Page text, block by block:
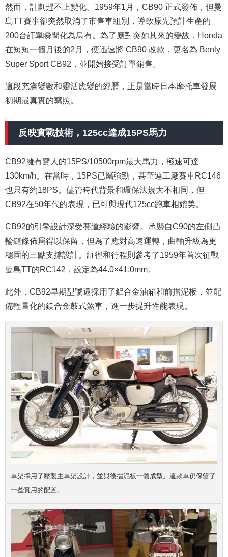
然而，計劃趕不上變化。1959年1月，CB90 正式發佈，但曼
島TT賽事卻突然取消了市售車組別，導致原先預計生產的
200台訂單瞬間化為烏有。為了應對突如其來的變故，Honda
在短短一個月後的2月，便迅速將 CB90 改款，更名為 Benly
Super Sport CB92，並開始接受訂單銷售。
這段充滿變數和靈活應變的經歷，正是當時日本摩托車發展
初期最真實的寫照。
反映實戰技術，125cc達成15PS馬力
CB92擁有驚人的15PS/10500rpm最大馬力，極速可達
130km/h。在當時，15PS已屬強勁，甚至連工廠賽車RC146
也只有約18PS。儘管時代背景和環保法規大不相同，但
CB92在50年代的表現，已可與現代125cc跑車相媲美。
CB92的引擎設計深受賽道經驗的影響。承襲自C90的左側凸
輪鏈條佈局得以保留，但為了應對高速運轉，曲軸升級為更
穩固的三點支撐設計。缸徑和行程則參考了1959年首次征戰
曼島TT的RC142，設定為44.0×41.0mm。
此外，CB92早期型號還採用了鋁合金油箱和前擋泥板，並配
備輕量化的鎂合金鼓式煞車，進一步提升性能表現。
車架採用了壓製主車架設計，並與後擋泥板一體成型。這款車仍保留了
一些實用的配置。